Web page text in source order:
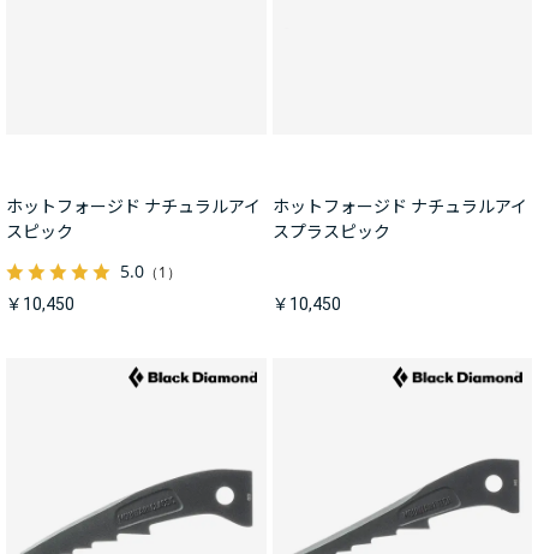
ホットフォージド ナチュラルアイ
スピック
5.0 （1）
￥10,450
ホットフォージド ナチュラルアイ
スプラスピック
￥10,450